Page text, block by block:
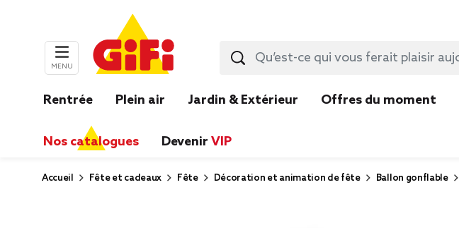
MENU
Rentrée Plein air Jardin & Extérieur Offres du moment
Nos catalogues Devenir VIP
Accueil Fête et cadeaux Fête Décoration et animation de fête Ballon gonflable